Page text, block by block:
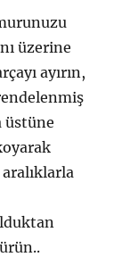
üzerine
ayırın,
üstüne